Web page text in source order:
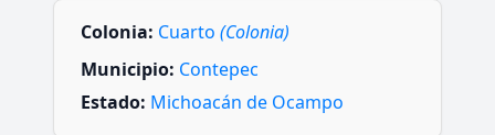
Colonia: Cuarto (Colonia)
Municipio: Contepec
Estado: Michoacán de Ocampo